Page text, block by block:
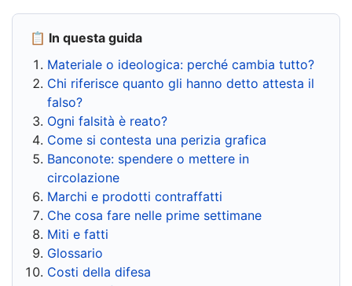
📋 In questa guida
Materiale o ideologica: perché cambia tutto?
Chi riferisce quanto gli hanno detto attesta il
falso?
Ogni falsità è reato?
Come si contesta una perizia grafica
Banconote: spendere o mettere in
circolazione
Marchi e prodotti contraffatti
Che cosa fare nelle prime settimane
Miti e fatti
Glossario
Costi della difesa